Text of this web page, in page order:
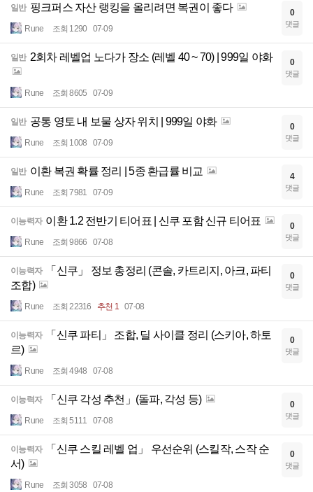
일반 핑크퍼스 자산 랭킹을 올리려면 복권이 좋다
Rune 조회 1290 07-09
0
댓글
일반 2회차 레벨업 노다가 장소 (레벨 40 ~ 70) | 999일 야화
Rune 조회 8605 07-09
0
댓글
일반 공통 영토 내 보물 상자 위치 | 999일 야화
Rune 조회 1008 07-09
0
댓글
일반 이환 복권 확률 정리 | 5종 환급률 비교
Rune 조회 7981 07-09
4
댓글
이능력자 이환 1.2 전반기 티어표 | 신쿠 포함 신규 티어표
Rune 조회 9866 07-08
0
댓글
이능력자
「신쿠」 정보 총정리 (콘솔, 카트리지, 아크, 파티
조합)
Rune 조회 22316 추천 1 07-08
0
댓글
이능력자
「신쿠 파티」 조합, 딜 사이클 정리 (스키아, 하토
르)
Rune 조회 4948 07-08
0
댓글
이능력자 「신쿠 각성 추천」(돌파, 각성 등)
Rune 조회 5111 07-08
0
댓글
이능력자
「신쿠 스킬 레벨 업」 우선순위 (스킬작, 스작 순
서)
Rune 조회 3058 07-08
0
댓글